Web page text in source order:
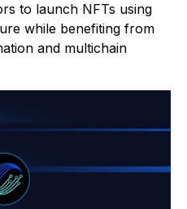
to launch NFTs using
while benefiting from
and multichain